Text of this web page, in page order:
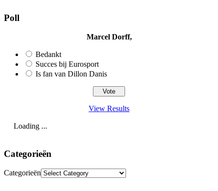
Poll
Marcel Dorff,
Bedankt
Succes bij Eurosport
Is fan van Dillon Danis
View Results
Loading ...
Categorieën
Categorieën